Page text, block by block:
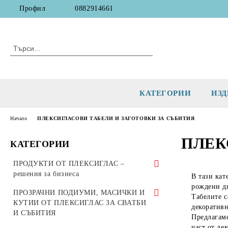
Профил 0882914661
КАТЕГОРИИ
КАТЕГОРИИ
ПРОДУКТИ ОТ ПЛЕКСИГЛАС –
решения за бизнеса
Кутии, урни и касички от плексиглас
за дарения, томболи и събития
ПРОЗРАЧНИ ПОДИУМИ, МАСИЧКИ И
КУТИИ ОТ ПЛЕКСИГЛАС ЗА СВАТБИ
И СЪБИТИЯ
Начало ПЛЕКСИГЛАСОВИ ТАБЕЛИ И ЗАГОТОВКИ ЗА СЪБИТИЯ
В тази
рождени
Табелите